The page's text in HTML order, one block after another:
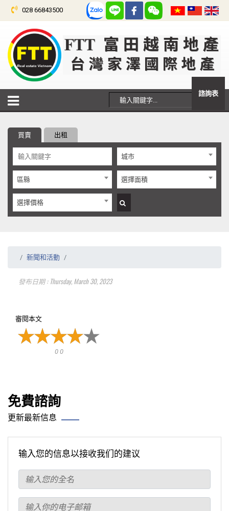
028 66843500
買賣 出租
城市
區縣 選擇面積
選擇價格
新聞和活動
發布日期 : Thursday, March 30, 2023
審閱本文
0 0
免費諮詢
更新最新信息
输入您的信息以接收我们的建议
諮詢表